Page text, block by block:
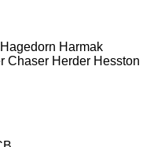
Hagedorn Harmak
Chaser Herder Hesston